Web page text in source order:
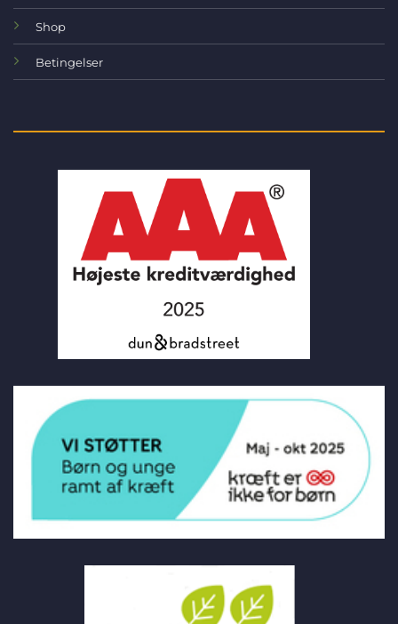
Shop
Betingelser